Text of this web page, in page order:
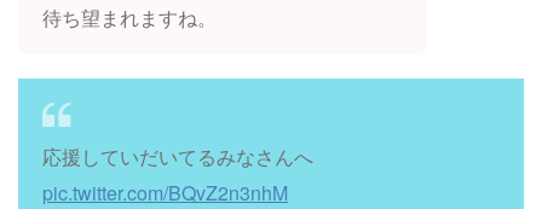
待ち望まれますね。
応援していだいてるみなさんへ
pic.twitter.com/BQvZ2n3nhM